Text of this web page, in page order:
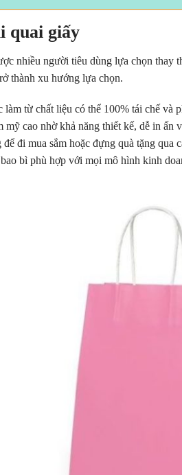
quai giấy
nhiều người tiêu dùng lựa chọn
thành xu hướng lựa chọn.
từ chất liệu có thể 100% tái chế và
mỹ cao nhờ khả năng thiết kế, dễ in ấn
để đi mua sắm hoặc đựng quà tặng
bì phù hợp với mọi mô hình kinh